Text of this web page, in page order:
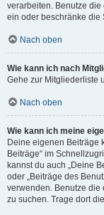
verarbeiten. Benutze
ein oder beschränke die
Nach oben
Wie kann ich nach
Gehe zur Mitgliederliste
Nach oben
Wie kann ich meine
Deine eigenen Beiträge
Beiträge“ im
kannst du auch „Deine
oder „Beiträge des
verwenden. Benutze die
zu suchen. Trage dort